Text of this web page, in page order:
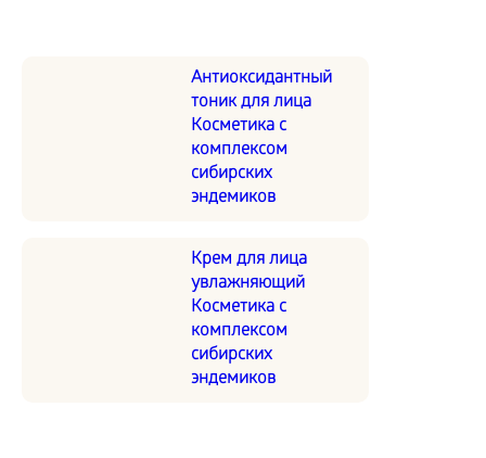
Антиоксидантный
тоник для лица
Косметика с
комплексом
сибирских
эндемиков
Крем для лица
увлажняющий
Косметика с
комплексом
сибирских
эндемиков